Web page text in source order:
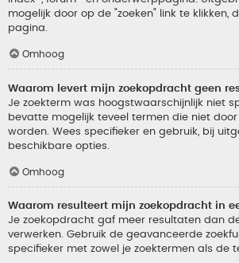
mogelijk door op de "zoeken" link te klikken,
pagina.
Omhoog
Waarom levert mijn zoekopdracht geen
Je zoekterm was hoogstwaarschijnlijk niet
bevatte mogelijk teveel termen die niet door
worden. Wees specifieker en gebruik, bij
beschikbare opties.
Omhoog
Waarom resulteert mijn zoekopdracht in
Je zoekopdracht gaf meer resultaten dan
verwerken. Gebruik de geavanceerde
specifieker met zowel je zoektermen als de